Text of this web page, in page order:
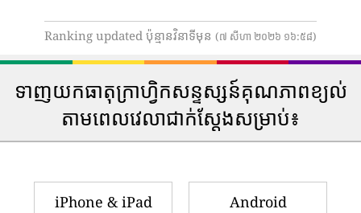
Ranking updated ប៉ុន្មានវិនាទីមុន (៧ សីហា ២០២៦ ១៦:៥៨)
ទាញយកធាតុក្រាហ្វិកសន្ទស្សន៍គុណភាពខ្យល់
តាមពេលវេលាជាក់ស្តែងសម្រាប់៖
iPhone & iPad Android